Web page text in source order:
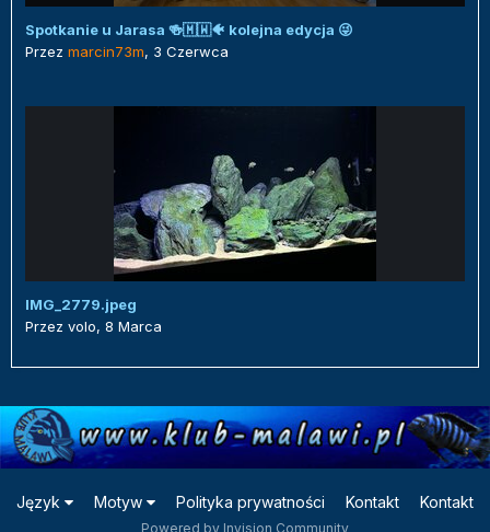
Spotkanie u Jarasa 🍻🇲🇼🐠 kolejna edycja 😜
Przez marcin73m, 3 Czerwca
IMG_2779.jpeg
Przez volo, 8 Marca
Język Motyw Polityka prywatności Kontakt Kontakt
Powered by Invision Community